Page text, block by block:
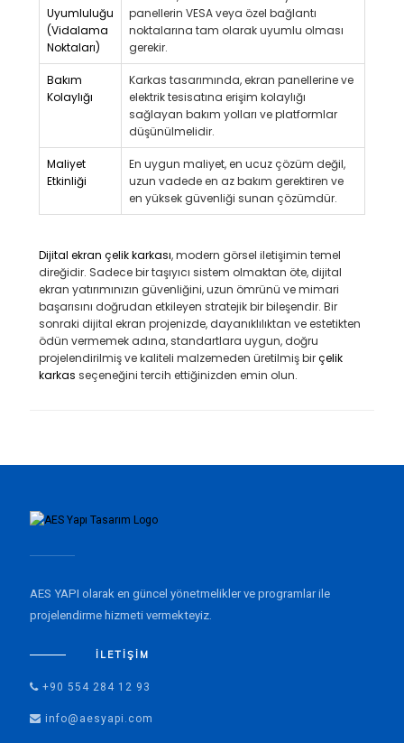
Uyumluluğu
(Vidalama
Noktaları)
panellerin VESA veya özel bağlantı
noktalarına tam olarak uyumlu olması
gerekir.
Bakım
Kolaylığı
Karkas tasarımında, ekran panellerine ve
elektrik tesisatına erişim kolaylığı
sağlayan bakım yolları ve platformlar
düşünülmelidir.
Maliyet
Etkinliği
En uygun maliyet, en ucuz çözüm değil,
uzun vadede en az bakım gerektiren ve
en yüksek güvenliği sunan çözümdür.
Dijital ekran çelik karkası, modern görsel iletişimin temel
direğidir. Sadece bir taşıyıcı sistem olmaktan öte, dijital
ekran yatırımınızın güvenliğini, uzun ömrünü ve mimari
başarısını doğrudan etkileyen stratejik bir bileşendir. Bir
sonraki dijital ekran projenizde, dayanıklılıktan ve estetikten
ödün vermemek adına, standartlara uygun, doğru
projelendirilmiş ve kaliteli malzemeden üretilmiş birçelik
karkas seçeneğini tercih ettiğinizden emin olun.
AES YAPI olarak en güncel yönetmelikler ve programlar ile
projelendirme hizmeti vermekteyiz.
İLETIŞIM
+90 554 284 12 93
info@aesyapi.com